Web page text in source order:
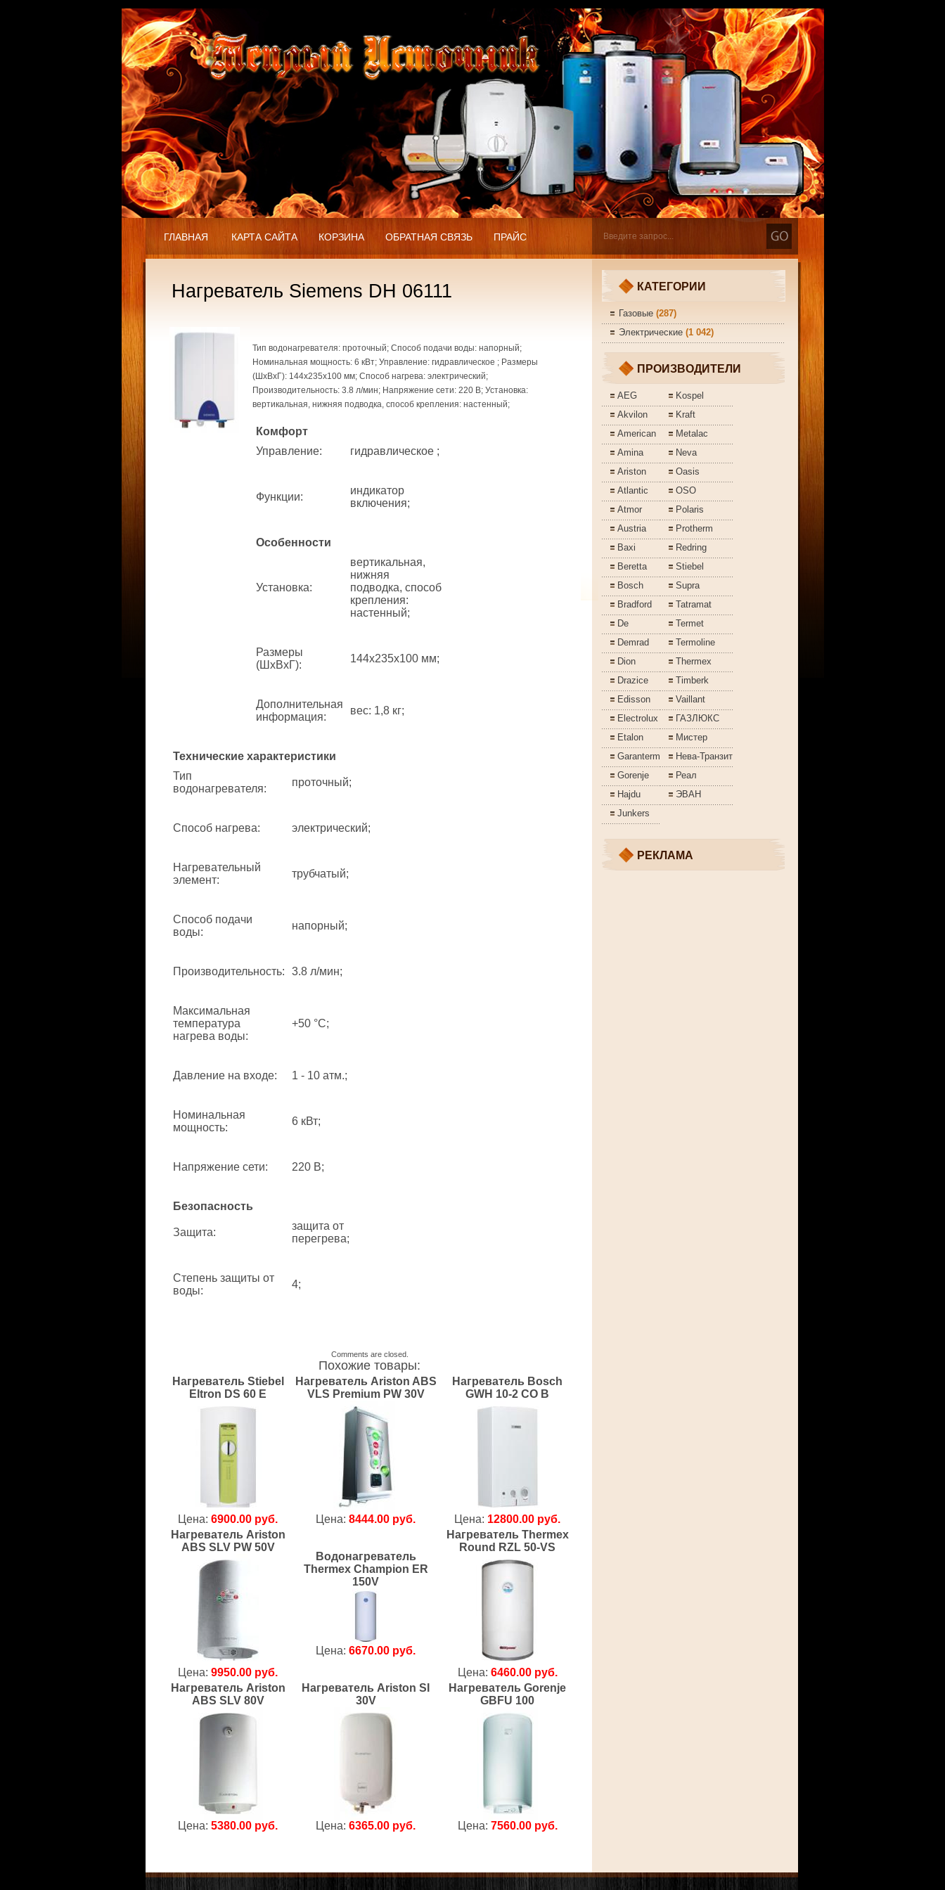
ГЛАВНАЯ КАРТА САЙТА КОРЗИНА ОБРАТНАЯ СВЯЗЬ ПРАЙС
Нагреватель Siemens DH 06111
Тип водонагревателя: проточный; Способ подачи воды: напорный;
Номинальная мощность: 6 кВт; Управление: гидравлическое ; Размеры
(ШхВхГ): 144x235x100 мм; Способ нагрева: электрический;
Производительность: 3.8 л/мин; Напряжение сети: 220 В; Установка:
вертикальная, нижняя подводка, способ крепления: настенный;
Комфорт
Управление: гидравлическое ;
Функции:
индикатор
включения;
Особенности
Установка:
вертикальная,
нижняя
подводка, способ
крепления:
настенный;
Размеры
(ШхВхГ):
144x235x100 мм;
Дополнительная
информация:
вес: 1,8 кг;
Технические характеристики
Тип
водонагревателя:
проточный;
Способ нагрева: электрический;
Нагревательный
элемент:
трубчатый;
Способ подачи
воды:
напорный;
Производительность: 3.8 л/мин;
Максимальная
температура
нагрева воды:
+50 °С;
Давление на входе: 1 - 10 атм.;
Номинальная
мощность:
6 кВт;
Напряжение сети: 220 В;
Безопасность
Защита:
защита от
перегрева;
Степень защиты от
воды:
4;
Comments are closed.
Похожие товары:
Нагреватель Stiebel
Eltron DS 60 E
Цена: 6900.00 руб.
Нагреватель Ariston ABS
VLS Premium PW 30V
Цена: 8444.00 руб.
Нагреватель Bosch
GWH 10-2 CO B
Цена: 12800.00 руб.
Нагреватель Ariston
ABS SLV PW 50V
Цена: 9950.00 руб.
Водонагреватель
Thermex Champion ER
150V
Цена: 6670.00 руб.
Нагреватель Thermex
Round RZL 50-VS
Цена: 6460.00 руб.
Нагреватель Ariston
ABS SLV 80V
Цена: 5380.00 руб.
Нагреватель Ariston SI
30V
Цена: 6365.00 руб.
Нагреватель Gorenje
GBFU 100
Цена: 7560.00 руб.
КАТЕГОРИИ
Газовые(287)
Электрические(1 042)
ПРОИЗВОДИТЕЛИ
AEG
Akvilon
American
Amina
Ariston
Atlantic
Atmor
Austria
Baxi
Beretta
Bosch
Bradford
De
Demrad
Dion
Drazice
Edisson
Electrolux
Etalon
Garanterm
Gorenje
Hajdu
Junkers
Kospel
Kraft
Metalac
Neva
Oasis
OSO
Polaris
Protherm
Redring
Stiebel
Supra
Tatramat
Termet
Termoline
Thermex
Timberk
Vaillant
ГАЗЛЮКС
Мистер
Нева-Транзит
Реал
ЭВАН
РЕКЛАМА